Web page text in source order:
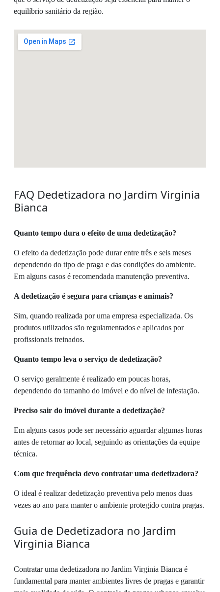
equilíbrio sanitário da região.
FAQ Dedetizadora no Jardim Virginia
Bianca
Quanto tempo dura o efeito de uma dedetização?
O efeito da dedetização pode durar entre três e seis meses
dependendo do tipo de praga e das condições do ambiente.
Em alguns casos é recomendada manutenção preventiva.
A dedetização é segura para crianças e animais?
Sim, quando realizada por uma empresa especializada. Os
produtos utilizados são regulamentados e aplicados por
profissionais treinados.
Quanto tempo leva o serviço de dedetização?
O serviço geralmente é realizado em poucas horas,
dependendo do tamanho do imóvel e do nível de infestação.
Preciso sair do imóvel durante a dedetização?
Em alguns casos pode ser necessário aguardar algumas horas
antes de retornar ao local, seguindo as orientações da equipe
técnica.
Com que frequência devo contratar uma dedetizadora?
O ideal é realizar dedetização preventiva pelo menos duas
vezes ao ano para manter o ambiente protegido contra pragas.
Guia de Dedetizadora no Jardim
Virginia Bianca
Contratar uma dedetizadora no Jardim Virginia Bianca é
fundamental para manter ambientes livres de pragas e garantir